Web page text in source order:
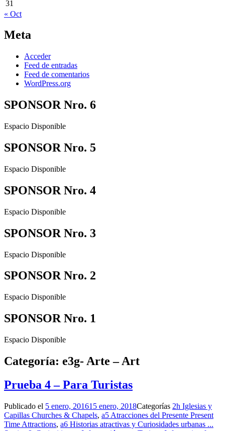
31
« Oct
Meta
Acceder
Feed de entradas
Feed de comentarios
WordPress.org
SPONSOR Nro. 6
Espacio Disponible
SPONSOR Nro. 5
Espacio Disponible
SPONSOR Nro. 4
Espacio Disponible
SPONSOR Nro. 3
Espacio Disponible
SPONSOR Nro. 2
Espacio Disponible
SPONSOR Nro. 1
Espacio Disponible
Categoría: e3g- Arte – Art
Prueba 4 – Para Turistas
Publicado el 5 enero, 201615 enero, 2018Categorías 2h Iglesias y
Capillas Churches & Chapels, a5 Atracciones del Presente Present
Time Attractions, a6 Historias atractivas y Curiosidades urbanas ...